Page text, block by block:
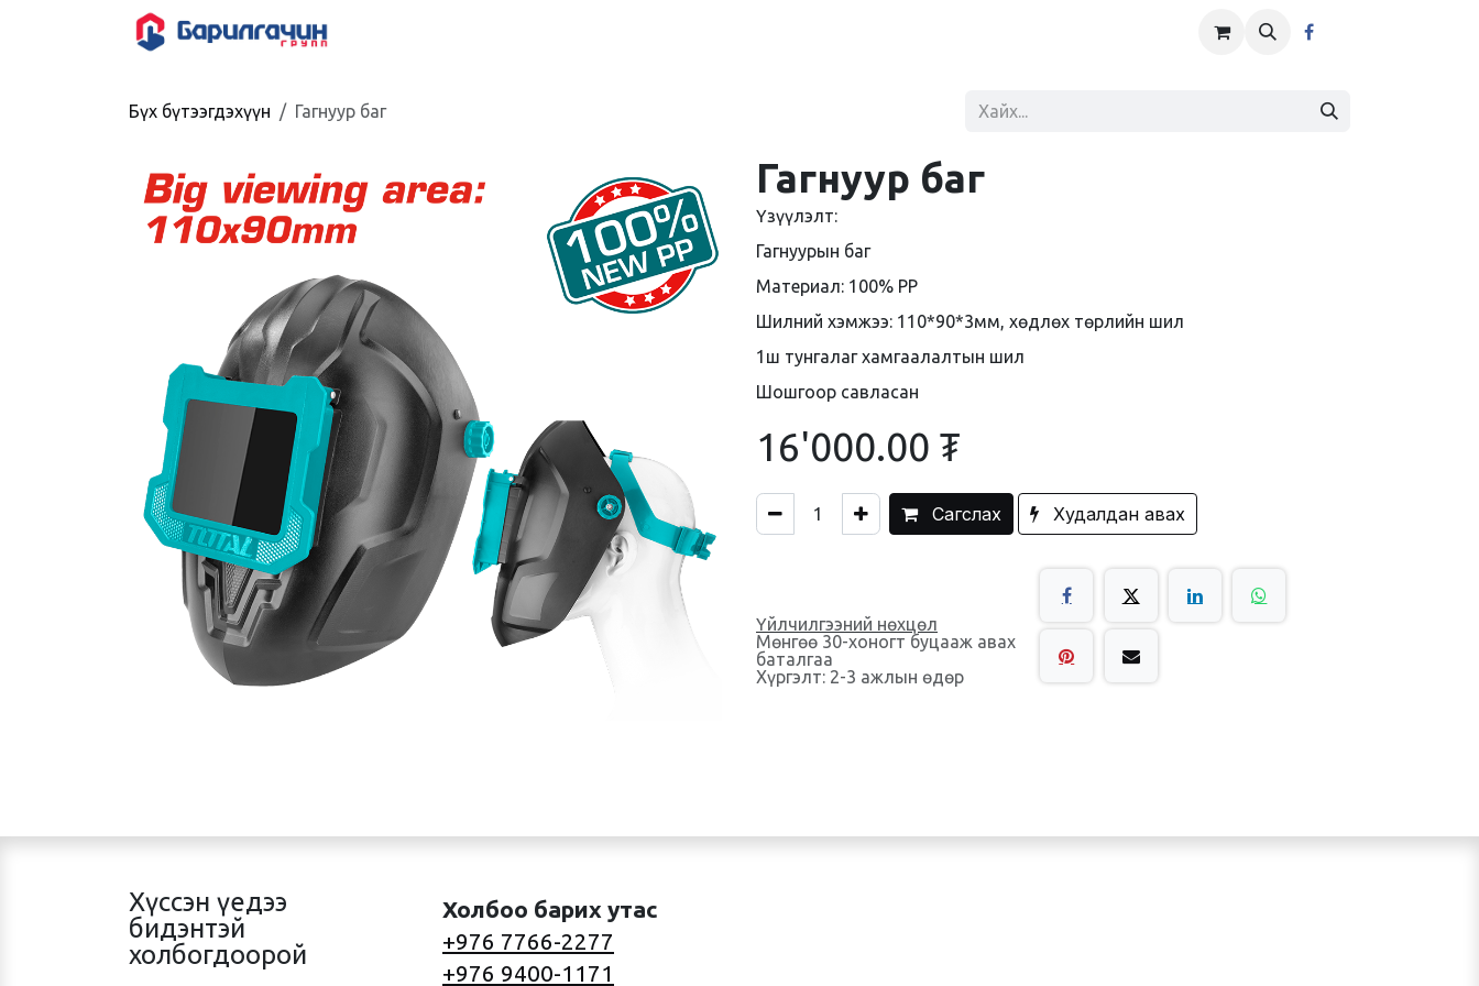
Бүх бүтээгдэхүүн Гагнуур баг
Гагнуур баг
Үзүүлэлт:
Гагнуурын баг
Материал: 100% PP
Шилний хэмжээ: 110*90*3мм, хөдлөх төрлийн шил
1ш тунгалаг хамгаалалтын шил
Шошгоор савласан
16'000.00 ₮
Сагслах Худалдан авах
Үйлчилгээний нөхцөл
Мөнгөө 30-хоногт буцааж авах
баталгаа
Хүргэлт: 2-3 ажлын өдөр
Хүссэн үедээ
бидэнтэй
холбогдоорой
Холбоо барих утас
+976 7766-2277
+976 9400-1171